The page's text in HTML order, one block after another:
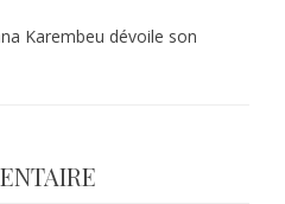
Karembeu dévoile son